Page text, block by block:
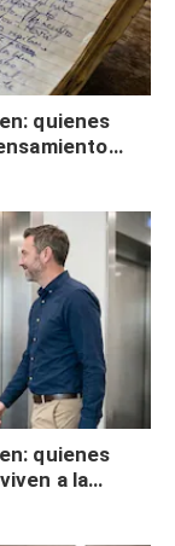
quienes
quienes
a la